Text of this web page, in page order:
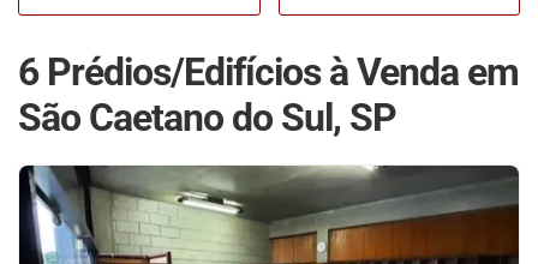
6 Prédios/Edifícios à Venda em
São Caetano do Sul, SP